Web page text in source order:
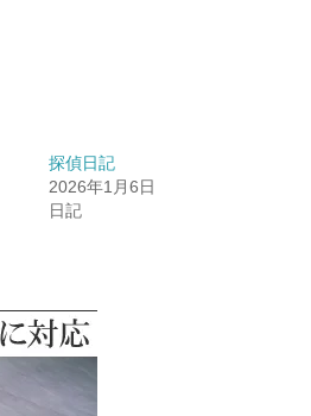
探偵日記
2026年1月6日
日記